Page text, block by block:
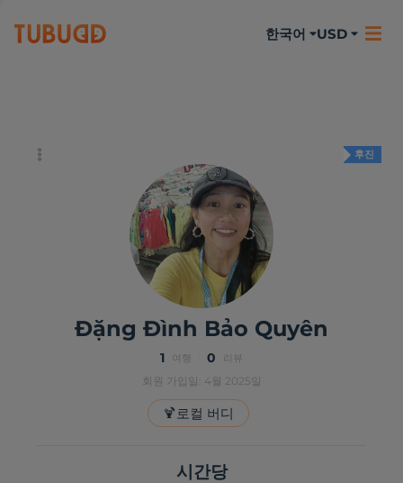
한국어 USD
후진
Đặng Đình Bảo Quyên
1 여행 0 리뷰
회원 가입일: 4월 2025일
🍹로컬 버디
시간당